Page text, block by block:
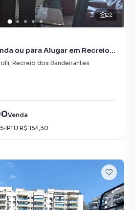
22
ou para Alugar em Recreio
, Recreio dos Bandeirantes
Venda
·IPTU R$ 154,30